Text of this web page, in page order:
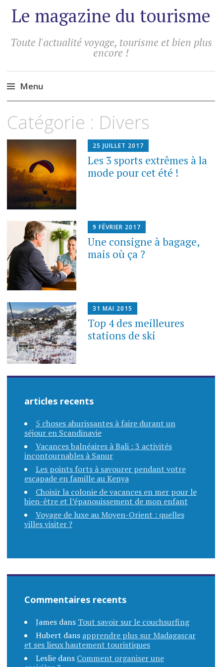
Le magazine du tourisme
Toute l'actualité voyage, tourisme et bien plus
encore !
Menu
au
principal
Catégorie : Divers
25 JUILLET 2017
Les 3 sports extrêmes à la
mode pour cet été !
9 FÉVRIER 2017
Une consigne à bagage,
mais où ça ?
31 MAI 2015
Top 4 des meilleures
stations de ski
articles recents
5 choses ahurissantes à faire durant un
séjour en Scandinavie
Vacances balnéaires à Bali : 3 activités
incontournables à Sanur
Les points forts à savourer pendant votre
escapade en famille au Kenya
Choisir la colonie de vacances en mer pour le
bien-être et l’épanouissement de mon enfant
Voyage de luxe au Moyen-Orient : quelles
villes visiter ?
Commentaires recents
Jamesdans Tout savoir sur le couchsurfing
Hubert dans apprendre plus sur Madagascar
et ses lieux hautement touristiques
Lesliedans Comment organiser une